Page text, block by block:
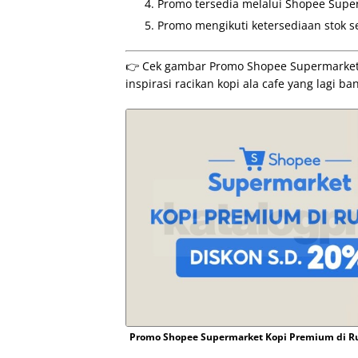
Promo tersedia melalui Shopee
Promo mengikuti ketersediaan stok
👉 Cek gambar Promo Shopee
inspirasi racikan kopi ala cafe yang lagi
Promo Shopee Supermarket Kopi Premium di